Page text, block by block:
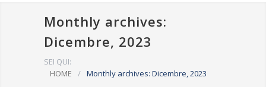
Monthly archives:
Dicembre, 2023
SEI QUI:
HOME
/ Monthly archives: Dicembre, 2023